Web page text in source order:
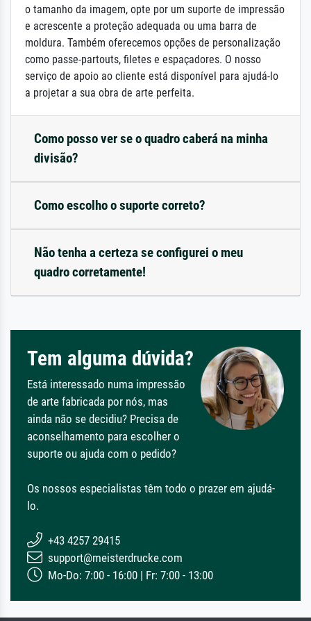
o tamanho da imagem, opte por um suporte de impressão
e acrescente a proteção adequada ou uma barra de
moldura. Também oferecemos opções de personalização
como passe-partouts, filetes e espaçadores. O nosso
serviço de apoio ao cliente está disponível para ajudá-lo
a projetar a sua obra de arte perfeita.
Como posso ver se o quadro caberá na minha
divisão?
Como escolho o suporte correto?
Não tenha a certeza se configurei o meu
quadro corretamente!
Tem alguma dúvida?
Está interessado numa impressão
de arte fabricada por nós, mas
ainda não se decidiu? Precisa de
aconselhamento para escolher o
suporte ou ajuda com o pedido?
Os nossos especialistas têm todo o prazer em ajudá-
lo.
+43 4257 29415
support@meisterdrucke.com
Mo-Do: 7:00 - 16:00 | Fr: 7:00 - 13:00